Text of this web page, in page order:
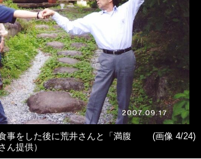
事をした後に荒井さんと「満腹
ん提供）
(画像 4/24)